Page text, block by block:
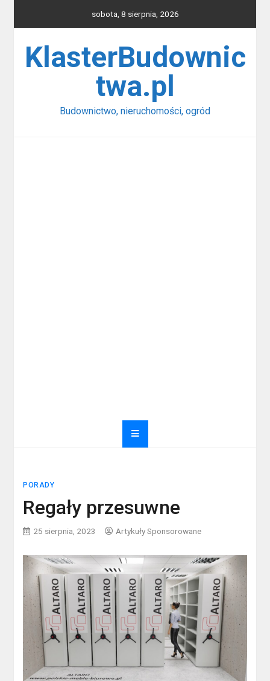
sobota, 8 sierpnia, 2026
KlasterBudownic
twa.pl
Budownictwo, nieruchomości, ogród
PORADY
Regały przesuwne
25 sierpnia, 2023 Artykuły Sponsorowane